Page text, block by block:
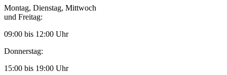
Montag, Dienstag, Mittwoch
und Freitag:
09:00 bis 12:00 Uhr
Donnerstag:
15:00 bis 19:00 Uhr